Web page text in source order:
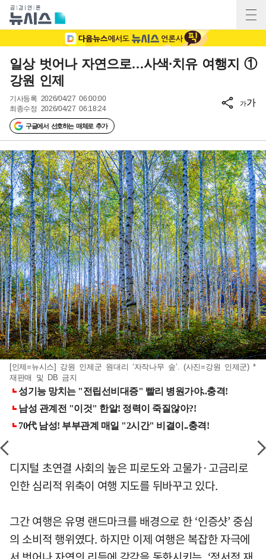
일상 벗어나 자연으로…사색·치유 여행지 ①
강원 인제
기사등록 2026/04/27 06:00:00
최종수정 2026/04/27 06:18:24
구글에서 선호하는 매체로 추가
가가
[인제=뉴시스] 강원 인제군 원대리 ‘자작나무 숲’. (사진=강원 인제군) *
재판매 및 DB 금지
디지털 초연결 사회의 높은 피로도와 고물가·고금리로
인한 심리적 위축이 여행 지도를 뒤바꾸고 있다.
그간 여행은 유명 랜드마크를 배경으로 한 ‘인증샷’ 중심
의 소비적 행위였다. 하지만 이제 여행은 복잡한 자극에